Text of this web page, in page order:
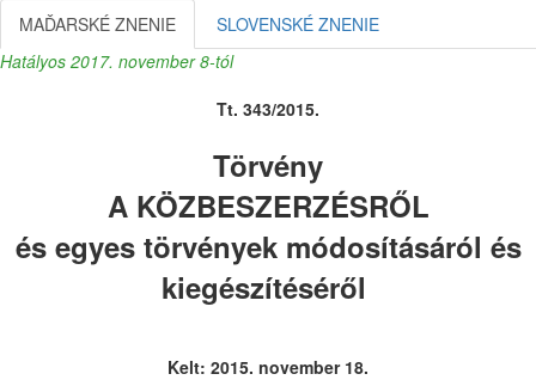
MAĎARSKÉ ZNENIE
SLOVENSKÉ ZNENIE
Hatályos 2017. november 8-tól
Tt. 343/2015.
Törvény
A KÖZBESZERZÉSRŐL
és egyes törvények módosításáról és
kiegészítéséről
Kelt: 2015. november 18.